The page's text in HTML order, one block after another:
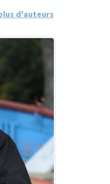
d'auteurs